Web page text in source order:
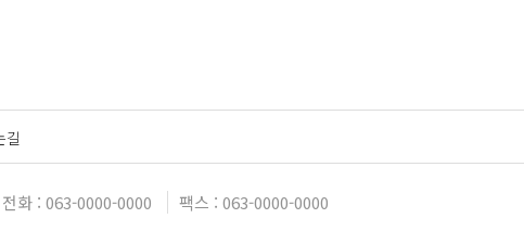
길
전화 : 063-0000-0000
팩스 : 063-0000-0000